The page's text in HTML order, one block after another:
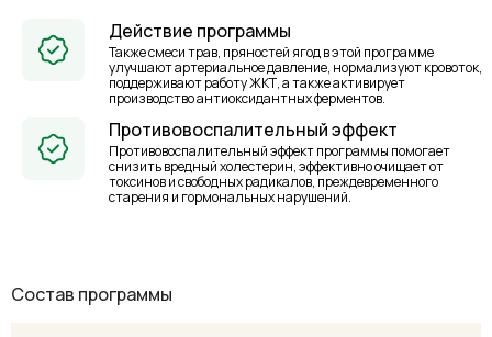
Действие программы
Также смеси трав, пряностей ягод в этой программе
улучшают артериальное давление, нормализуют кровоток,
поддерживают работу ЖКТ, а также активирует
производство антиоксидантных ферментов.
Противовоспалительный эффект
Противовоспалительный эффект программы помогает
снизить вредный холестерин, эффективно очищает от
токсинов и свободных радикалов, преждевременного
старения и гормональных нарушений.
Состав программы